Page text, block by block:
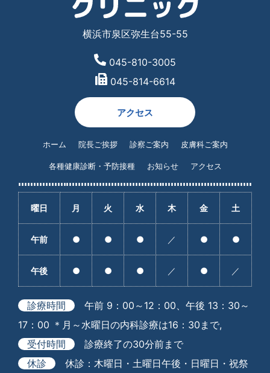
横浜市泉区弥生台55-55
045-810-3005
045-814-6614
アクセス
ホーム 院長ご挨拶 診察ご案内 皮膚科ご案内
各種健康診断・予防接種 お知らせ アクセス
曜日 月 火 水 木 金 土
午前 ● ● ● ／ ● ●
午後 ● ● ● ／ ● ／
診療時間
午前 9：00～12：00、午後 13：30～
17：00 ＊月～水曜日の内科診療は16：30まで,
受付時間
診療終了の30分前まで
休診
休診：木曜日・土曜日午後・日曜日・祝祭